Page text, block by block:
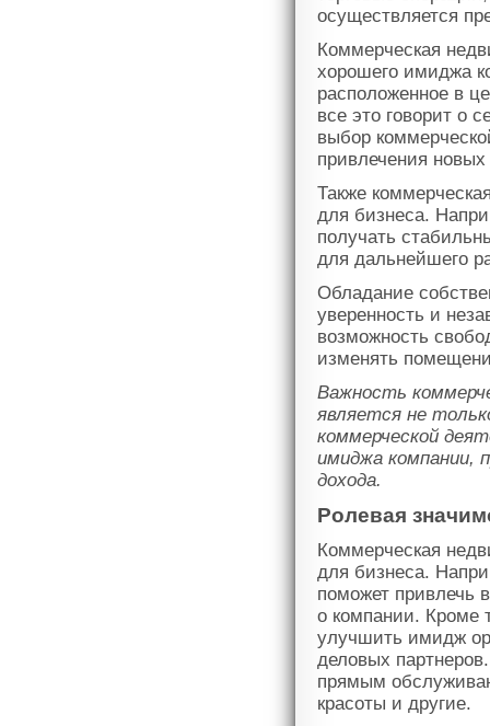
осуществляется
Коммерческая
хорошего имиджа
расположенное в
все это говорит о
выбор
привлечения
Также
для бизнеса.
получать
для дальнейшего
Обладание
уверенность и
возможность
изменять
Важность
является не
коммерческой
имиджа компании,
дохода.
Ролевая
Коммерческая
для бизнеса.
поможет привлечь
о компании. Кроме
улучшить имидж
деловых
прямым
красоты и другие.